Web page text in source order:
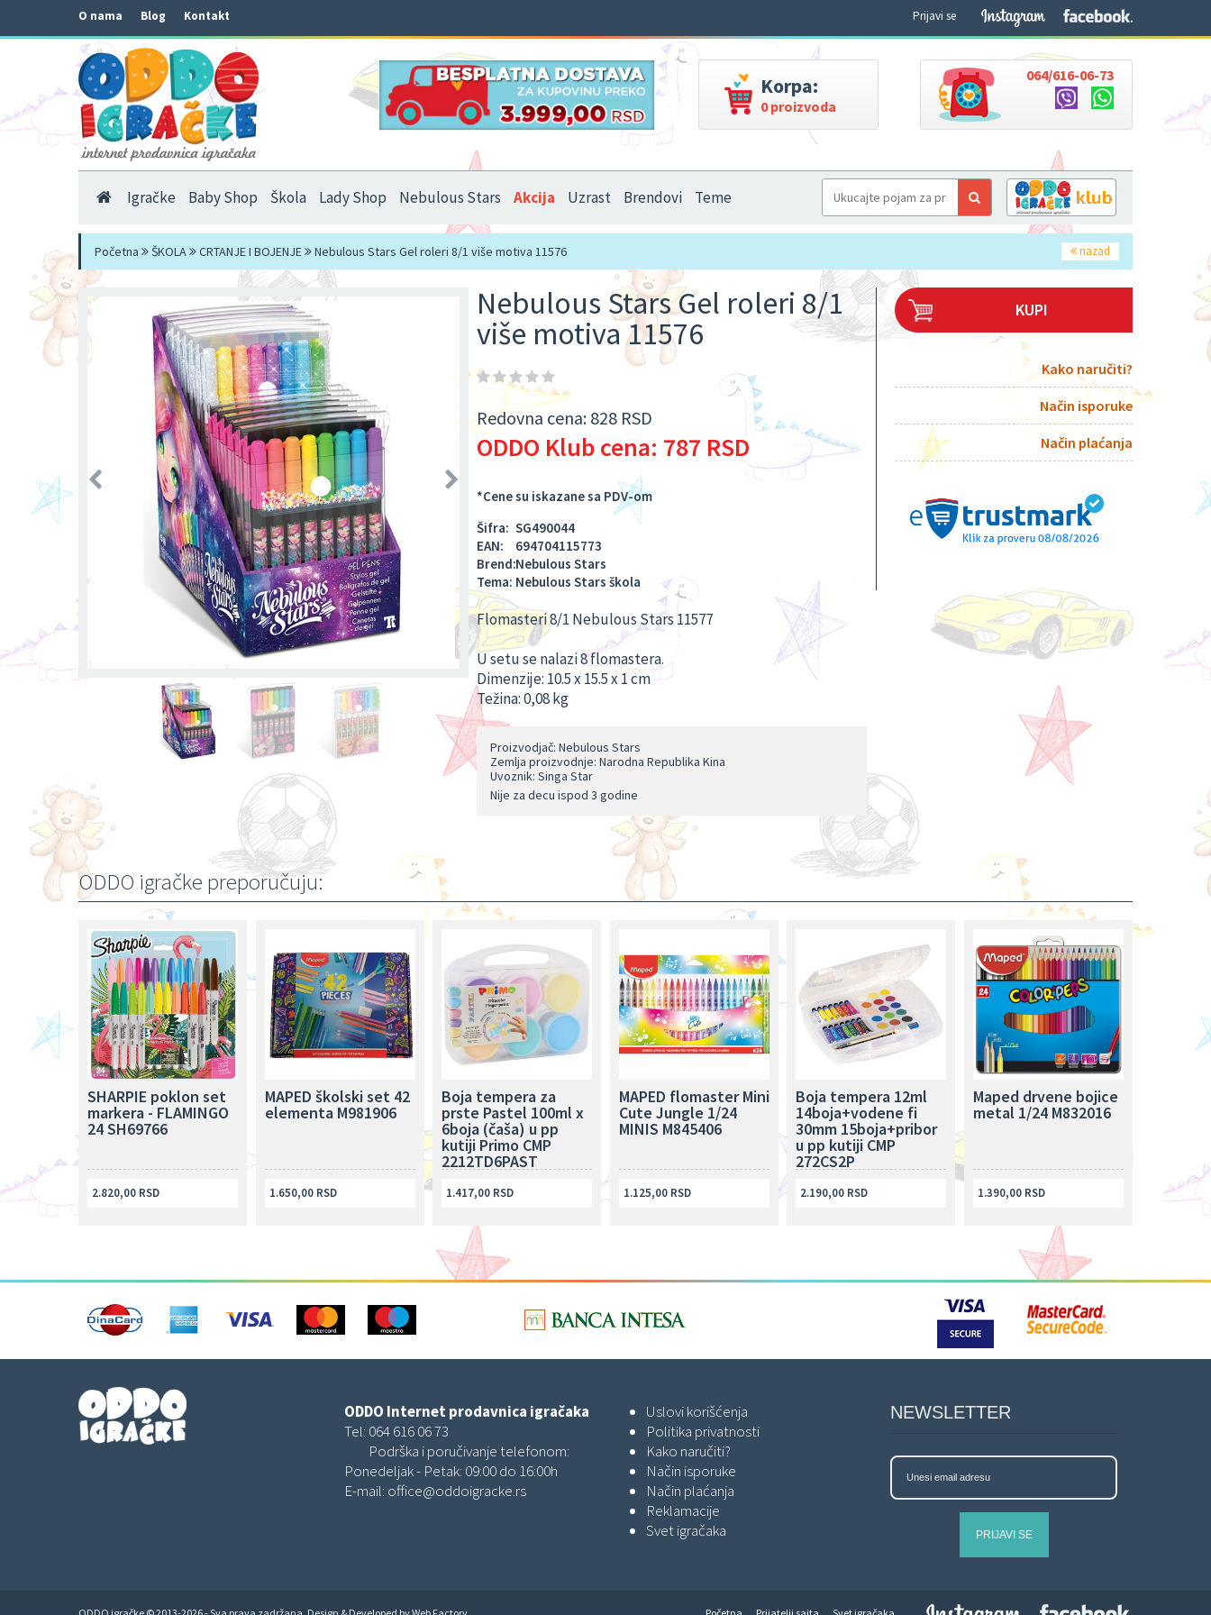
O nama Blog Kontakt Prijavi se
Korpa:
0 proizvoda
064/616-06-73
Igračke Baby Shop Škola Lady Shop Nebulous Stars Akcija Uzrast Brendovi Teme
Početna ŠKOLA CRTANJE I BOJENJE Nebulous Stars Gel roleri 8/1 više motiva 11576 nazad
Nebulous Stars Gel roleri 8/1
više motiva 11576
Redovna cena: 828 RSD
ODDO Klub cena: 787 RSD
*Cene su iskazane sa PDV-om
Šifra: SG490044
EAN:
694704115773
Brend:Nebulous Stars
Tema: Nebulous Stars škola
Flomasteri 8/1 Nebulous Stars 11577
U setu se nalazi 8 flomastera.
Dimenzije: 10.5 x 15.5 x 1 cm
Težina: 0,08 kg
Proizvodjač: Nebulous Stars
Zemlja proizvodnje: Narodna Republika Kina
Uvoznik: Singa Star
Nije za decu ispod 3 godine
KUPI
Kako naručiti?
Način isporuke
Način plaćanja
ODDO igračke preporučuju:
SHARPIE poklon set
markera - FLAMINGO
24 SH69766
2.820,00 RSD
MAPED školski set 42
elementa M981906
1.650,00 RSD
Boja tempera za
prste Pastel 100ml x
6boja (čaša) u pp
kutiji Primo CMP
2212TD6PAST
1.417,00 RSD
MAPED flomaster Mini
Cute Jungle 1/24
MINIS M845406
1.125,00 RSD
Boja tempera 12ml
14boja+vodene fi
30mm 15boja+pribor
u pp kutiji CMP
272CS2P
2.190,00 RSD
Maped drvene bojice
metal 1/24 M832016
1.390,00 RSD
ODDO Internet prodavnica igračaka
Tel: 064 616 06 73
Podrška i poručivanje telefonom:
Ponedeljak - Petak: 09:00 do 16:00h
E-mail: office@oddoigracke.rs
Uslovi korišćenja
Politika privatnosti
Kako naručiti?
Način isporuke
Način plaćanja
Reklamacije
Svet igračaka
NEWSLETTER
PRIJAVI SE